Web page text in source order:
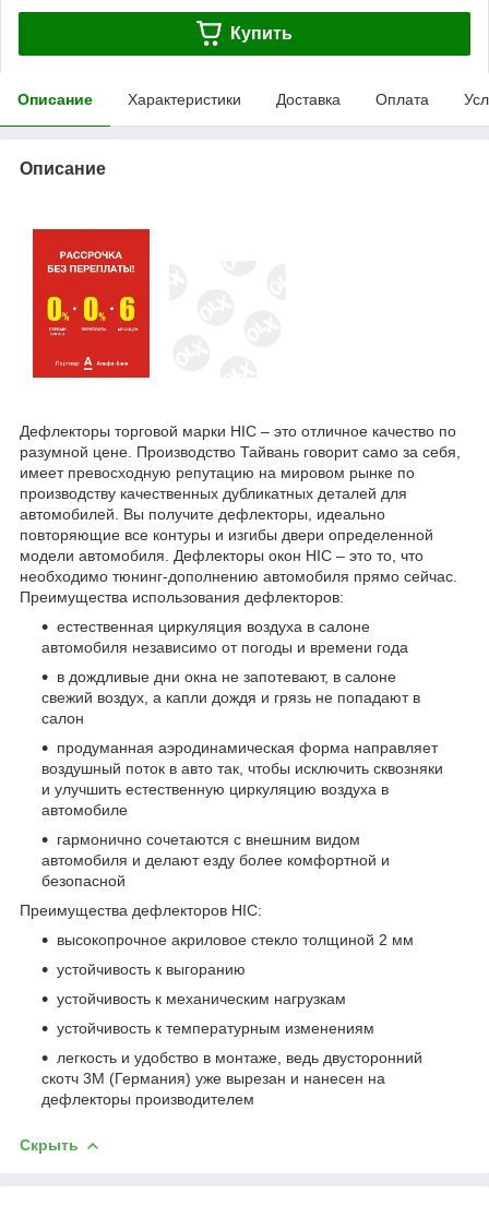
Купить
Описание Характеристики Доставка Оплата
Описание
Дефлекторы торговой марки HIC – это отличное качество по
разумной цене. Производство Тайвань говорит само за себя,
имеет превосходную репутацию на мировом рынке по
производству качественных дубликатных деталей для
автомобилей. Вы получите дефлекторы, идеально
повторяющие все контуры и изгибы двери определенной
модели автомобиля. Дефлекторы окон HIC – это то, что
необходимо тюнинг-дополнению автомобиля прямо сейчас.
Преимущества использования дефлекторов:
естественная циркуляция воздуха в салоне
автомобиля независимо от погоды и времени года
в дождливые дни окна не запотевают, в салоне
свежий воздух, а капли дождя и грязь не попадают в
салон
продуманная аэродинамическая форма направляет
воздушный поток в авто так, чтобы исключить сквозняки
и улучшить естественную циркуляцию воздуха в
автомобиле
гармонично сочетаются с внешним видом
автомобиля и делают езду более комфортной и
безопасной
Преимущества дефлекторов HIC:
высокопрочное акриловое стекло толщиной 2 мм
устойчивость к выгоранию
устойчивость к механическим нагрузкам
устойчивость к температурным изменениям
легкость и удобство в монтаже, ведь двусторонний
скотч 3М (Германия) уже вырезан и нанесен на
дефлекторы производителем
Скрыть